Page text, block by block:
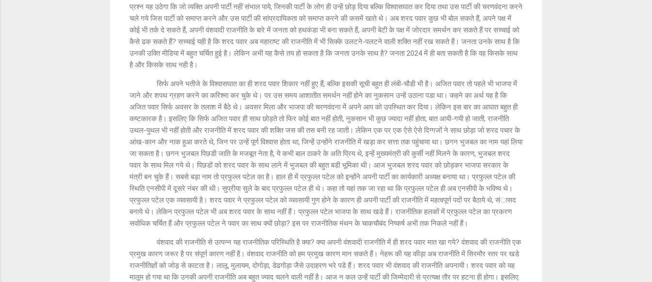
प्रश्न यह उठेगा कि जो व्यक्ति अपनी पार्टी नहीं संभाल पाये, जिनकी पार्टी के लोग ही उन्हें छोड़ दिया बल्कि विश्वासघात कर दिया तथा उस पार्टी की चरणवंदना करने
चले गये जिस पार्टी को समाप्त करने और उस पार्टी की सांप्रदायिकता को समाप्त करने की कसमें खाते थे। अब शरद पवार कुछ भी बोल सकते हैं, अपने पक्ष में
कोई भी तर्क दे सकते हैं, अपनी वंशवादी राजनीति के बारे में जनता को हथकंडा भी बना सकते हैं, अपनी बेटी के पक्ष में जोरदार समर्थन कर सकते हैं पर सच्चाई को
कैसे ढक सकते हैं? सच्चाई यही है कि शरद पवार अब महाराष्ट की राजनीति में भी सिक्के उलटने-पलटने वाली शक्ति नहीं रख सकते हैं। जनता उनके साथ है कि
उनकी उक्ति मीडिया में बहुत चर्चित हुई है। लेकिन अभी यह कैसे तय हो सकता है कि जनता उनके साथ है? जनता 2024 में ही बता सकती है कि वह किसके साथ
है और किसके साथ नही है।
सिर्फ अपने भतीजे के विश्वासघात का ही शरद पवार शिकार नहीं हुए हैं, बल्कि इसकी सूची बहुत ही लंबी-चौडी भी है। अजित पवार तो पहले भी भाजपा में
जाने और शपथ ग्रहण करने का करिश्मा कर चुके थे। पर उस समय आशातीत समर्थन नहीं होने का नुकसान उन्हें उठाना पडा था। कहने का अर्थ यह है कि
अजित पवार सिर्फ अवसर के तलाश में बैठे थे। अवसर मिला और भाजपा की चरणवंदना में अपने आप को उपस्थित कर दिया। लेकिन इस बार का आघात बहुत ही
कष्टकारक है। इसलिए कि सिर्फ अजित पवार ही साथ छोड़ते तो फिर कोई बात नहीं होती, नुकसान भी कुछ ज्यादा नहीं होता, बात आयी-गयी हो जाती, राजनीति
उथल-पुथल भी नहीं होती और राजनीति में शरद पवार की शक्ति जस की तस बनी रह जाती। लेकिन एक पर एक ऐसे ऐसे दिग्गजों ने साथ छोड़ा जो शरद पचार के
आंख-कान और नाक हुआ करते थे, जिन पर उन्हें पूर्ण विश्वास होता था, जिन्हें उन्होंने राजनीति में खड़ा कर सत्ता तक पहुंचाया था। छगन भुजबल का नाम यहां लिया
जा सकता है। छगन भुजबल पिछडी जाति के मजबूत नेता है, ये कभी बाल ठाकरे के अति प्रिय थे, इन्हें मुख्यमंत्री की कुर्सी नहीं मिलने के कारण, भुजबल शरद
पवार के साथ मिल गये थे। पिछडों को शरद पवार के साथ लाने में भुजबल की बहुत बडी भूमिका थी। आज भुजबल शरद पवार को छोड़कर भाजपा सरकार के
मंत्री बन चुके हैं। सबसे बड़ा नाम तो प्रफुल्ल पटेल का है। हाल ही में प्रफुल्ल पटेल को इन्होंने अपनी पार्टी का कार्यकारी अध्यक्ष बनाया था। प्रफुल्ल पटेल की
स्थिति एनसीपी में दूसरे नंबर की थी। सुप्रीया सुले के बाद प्रफुल्ल पटेल ही थे। कहा तो यहां तक जा रहा था कि प्रफुल्ल पटेल ही अब एनसीपी के भविष्य थे।
प्रफुल्ल पटेल एक व्यवसायी है। शरद पवार ने प्रफुल्ल पटेल को व्यवसायी गुण होने के कारण ही अपनी पार्टी की राजनीति में महत्वपूर्ण पदों पर बैठाये थे, संासद
बनाये थे। लेकिन प्रफुल्ल पटेल भी अब शरद पवार के साथ नहीं हैं। प्रफुल्ल पटेल भाजपा के साथ खडे हैं। राजनीतिक हलकों में प्रफुल्ल पटेल का प्रकरण
सर्वाधिक चर्चित हैं और प्रफुल्ल पटेल ने पवार का साथ क्यों छोड़ा? इस पर राजनीतिक मंथन के चाकचौबंद निष्कर्ष अभी तक निकले नहीं हैं।
वंशवाद की राजनीति से उत्पन्न यह राजनीतिक परिस्थिति है क्या? क्या अपनी वंशवादी राजनीति में ही शरद पवार मात खा गये? वंशवाद की राजनीति एक
प्रमुख कारण जरूर है पर संपूर्ण कारण नहीं है। वंशवाद राजनीति को हम प्रमुख कारण मान सकते हैं। नेहरू की यह कीड़ा अब राजनीति में सिरमौर स्तर पर खडे
राजनीतिज्ञों को जोड़ से काटता है। लालू, मुलायम, दोगोड़ा, डेढगोड़ा जैसे उदाहरण भरे पडे हैं। शरद पवार भी वंशवाद की राजनीति अपनायी। शरद पवार को यह
मालूम हो गया था कि उनकी अपनी राजनीति अब बहुत ज्याद चलने वाली नहीं है। आज न कल उन्हें पार्टी की जिम्मेदारी से प्रत्यक्ष तौर पर हटना ही होगा। इसलिए